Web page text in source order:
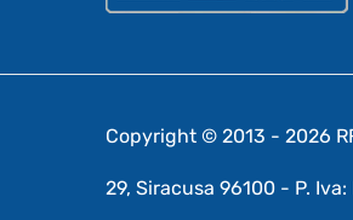
Copyright © 2013 - 2026
29, Siracusa 96100 - P.